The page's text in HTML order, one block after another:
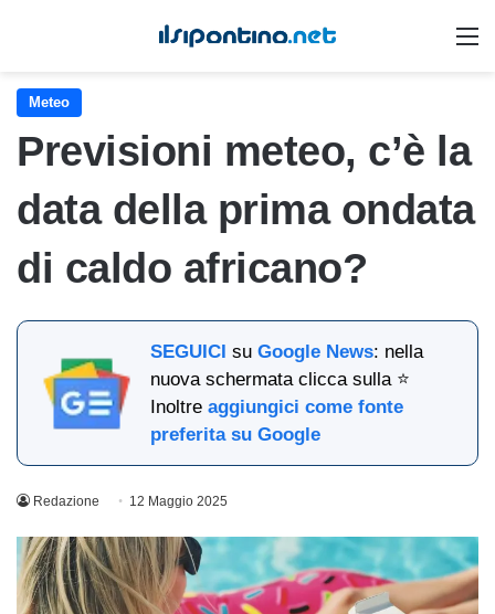
Meteo
Previsioni meteo, c’è la
data della prima ondata
di caldo africano?
SEGUICI suGoogle News: nella
nuova schermata clicca sulla ⭐
Inoltreaggiungici come fonte
preferita su Google
Redazione 12 Maggio 2025